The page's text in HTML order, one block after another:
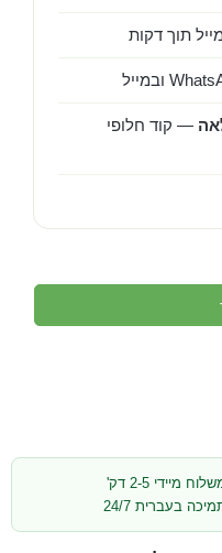
תוך דקות
— קוד חלופי
מיידי 2-5 דק'
בעברית 24/7